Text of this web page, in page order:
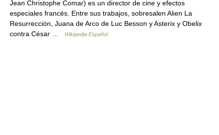
Jean Christophe Comar) es un director de cine y efectos
especiales francés. Entre sus trabajos, sobresalen Alien La
Resurrección, Juana de Arco de Luc Besson y Asterix y Obelix
contra César …
Wikipedia Español